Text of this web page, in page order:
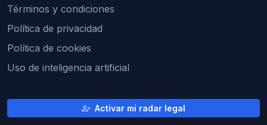
Términos y condiciones
Política de privacidad
Política de cookies
Uso de inteligencia artificial
Activar mi radar legal